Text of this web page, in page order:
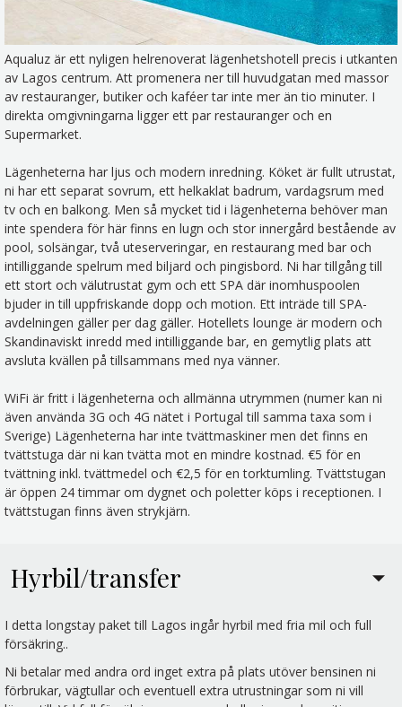
Aqualuz är ett nyligen helrenoverat lägenhetshotell precis i utkanten
av Lagos centrum. Att promenera ner till huvudgatan med massor
av restauranger, butiker och kaféer tar inte mer än tio minuter. I
direkta omgivningarna ligger ett par restauranger och en
Supermarket.
Lägenheterna har ljus och modern inredning. Köket är fullt utrustat,
ni har ett separat sovrum, ett helkaklat badrum, vardagsrum med
tv och en balkong. Men så mycket tid i lägenheterna behöver man
inte spendera för här finns en lugn och stor innergård bestående av
pool, solsängar, två uteserveringar, en restaurang med bar och
intilliggande spelrum med biljard och pingisbord. Ni har tillgång till
ett stort och välutrustat gym och ett SPA där inomhuspoolen
bjuder in till uppfriskande dopp och motion. Ett inträde till SPA-
avdelningen gäller per dag gäller. Hotellets lounge är modern och
Skandinaviskt inredd med intilliggande bar, en gemytlig plats att
avsluta kvällen på tillsammans med nya vänner.
WiFi är fritt i lägenheterna och allmänna utrymmen (numer kan ni
även använda 3G och 4G nätet i Portugal till samma taxa som i
Sverige) Lägenheterna har inte tvättmaskiner men det finns en
tvättstuga där ni kan tvätta mot en mindre kostnad. €5 för en
tvättning inkl. tvättmedel och €2,5 för en torktumling. Tvättstugan
är öppen 24 timmar om dygnet och poletter köps i receptionen. I
tvättstugan finns även strykjärn.
Hyrbil/transfer
I detta longstay paket till Lagos ingår hyrbil med fria mil och full
försäkring..
Ni betalar med andra ord inget extra på plats utöver bensinen ni
förbrukar, vägtullar och eventuell extra utrustningar som ni vill